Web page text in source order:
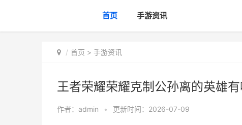
首页 手游资讯
首页 > 手游资讯
王者荣耀荣耀克制公孙离的英雄
作者： admin • 更新时间：2026-07-09